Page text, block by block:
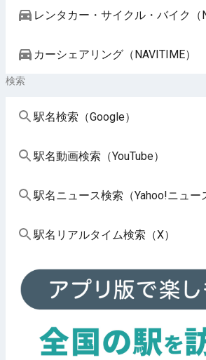
レンタカー・サイクル・バイク（
カーシェアリング（NAVITIME）
検索
駅名検索（Google）
駅名動画検索（YouTube）
駅名ニュース検索（Yahoo!ニュー
駅名リアルタイム検索（X）